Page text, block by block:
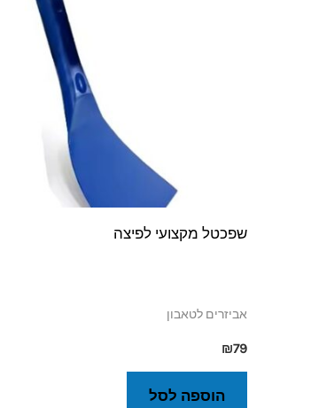
שפכטל מקצועי לפיצה
אביזרים לטאבון
₪79
הוספה לסל